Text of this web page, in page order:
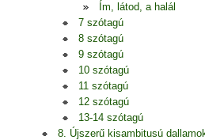
Ím, látod, a halál
7 szótagú
8 szótagú
9 szótagú
10 szótagú
11 szótagú
12 szótagú
13-14 szótagú
8. Újszerű kisambitusú